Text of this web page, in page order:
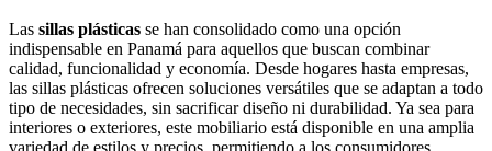
Las sillas plásticas se han consolidado como una opción
indispensable en Panamá para aquellos que buscan combinar
calidad, funcionalidad y economía. Desde hogares hasta empresas,
las sillas plásticas ofrecen soluciones versátiles que se adaptan a todo
tipo de necesidades, sin sacrificar diseño ni durabilidad. Ya sea para
interiores o exteriores, este mobiliario está disponible en una amplia